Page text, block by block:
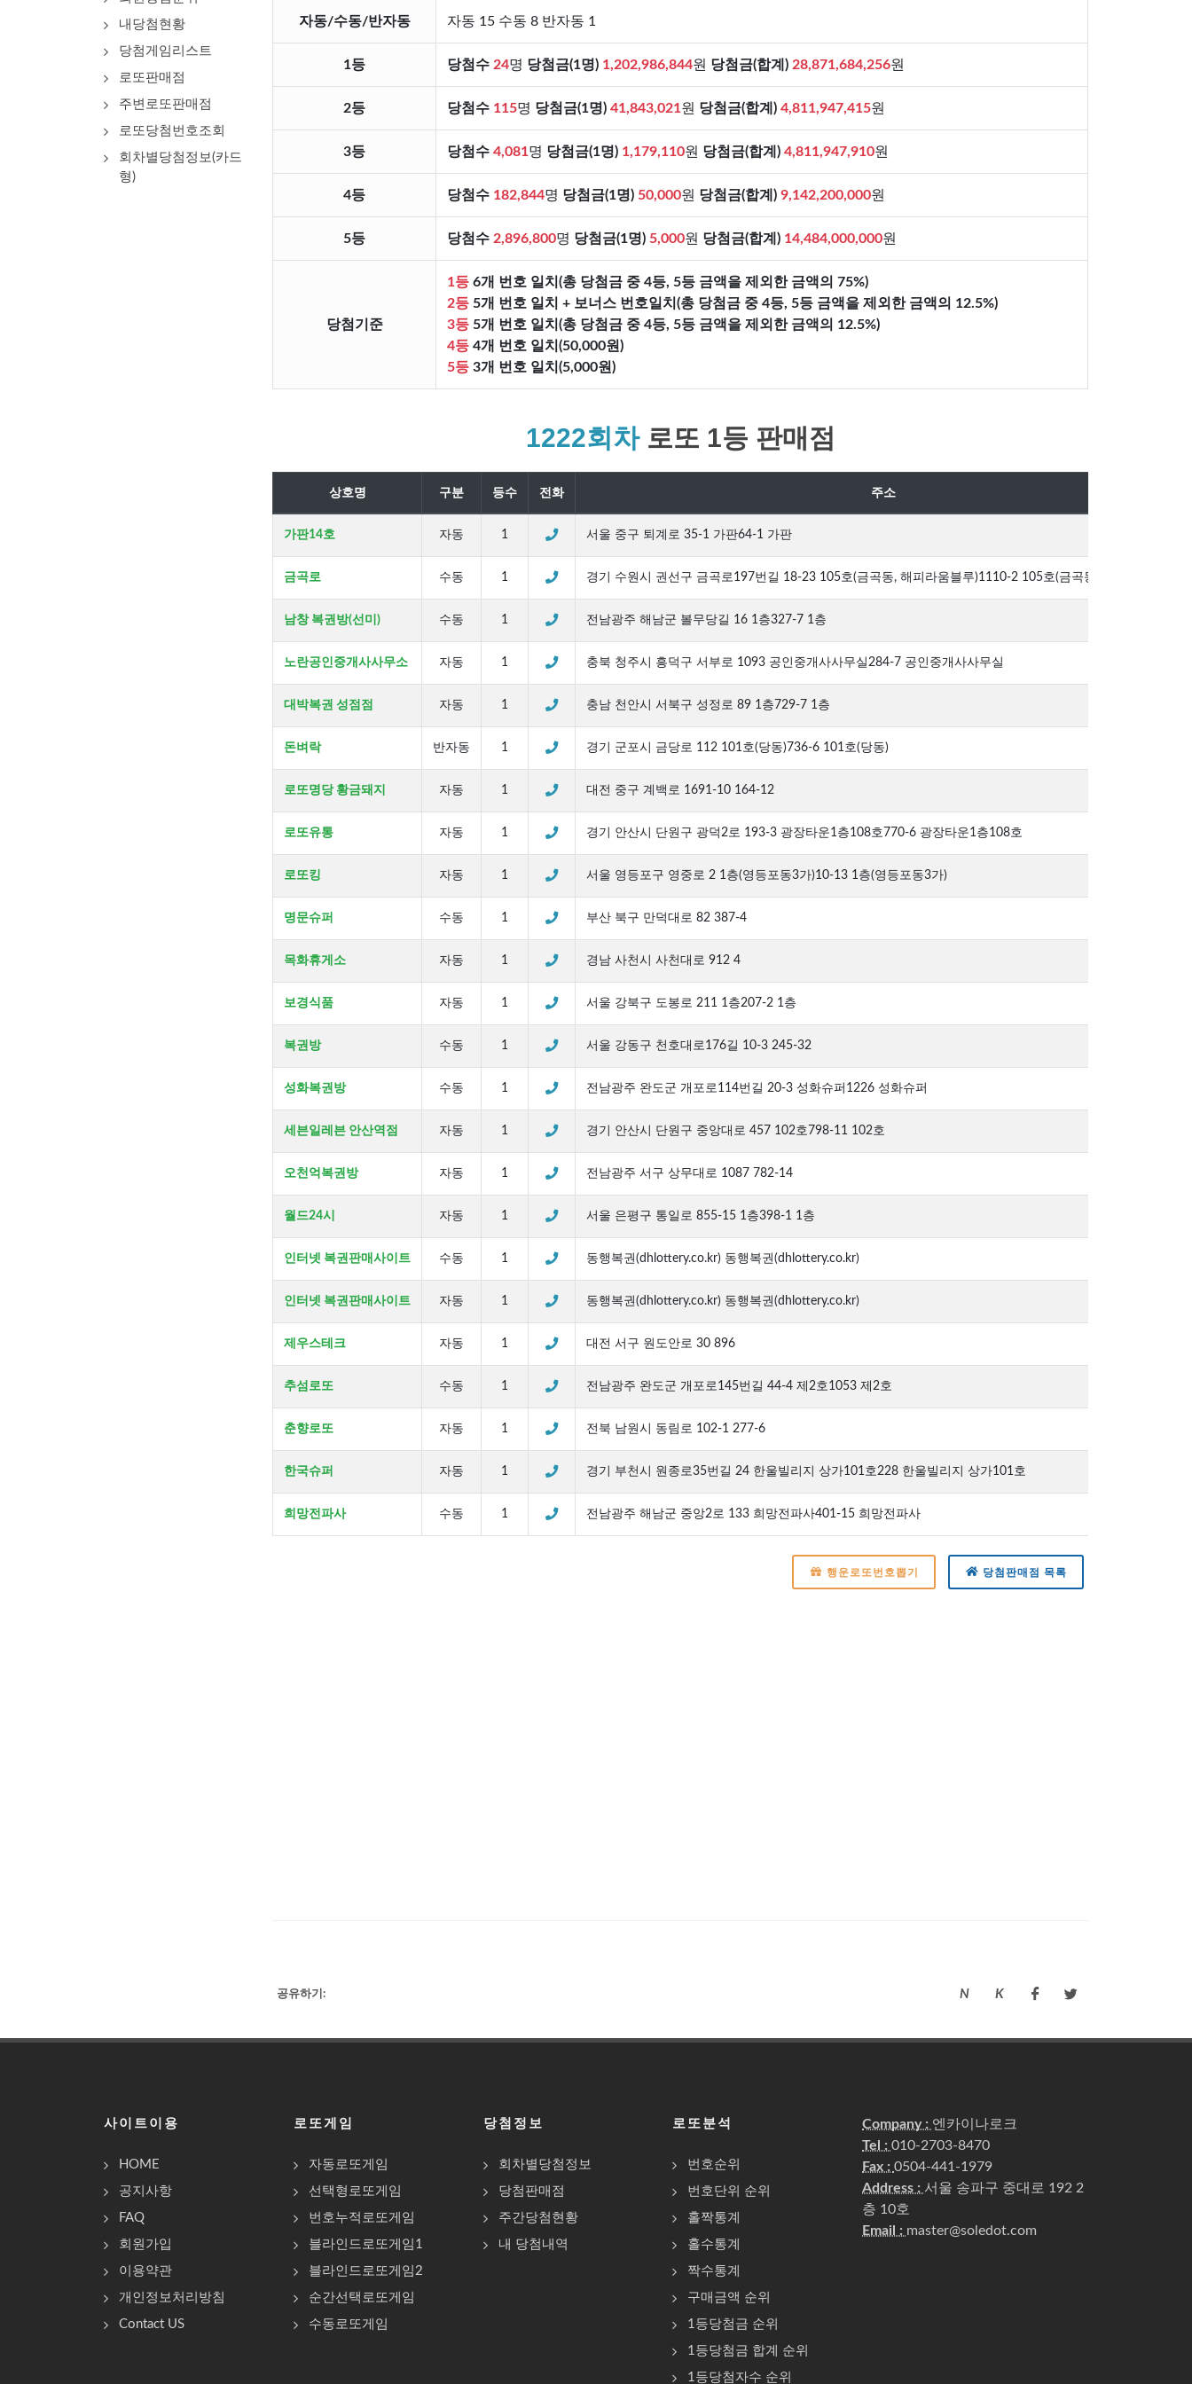
내당첨현황
당첨게임리스트
로또판매점
주변로또판매점
로또당첨번호조회
회차별당첨정보(카드
형)
자동/수동/반자동 자동 15 수동 8 반자동 1
1등 당첨수 24명 당첨금(1명) 1,202,986,844원 당첨금(합계) 28,871,684,256원
2등 당첨수 115명 당첨금(1명) 41,843,021원 당첨금(합계) 4,811,947,415원
3등 당첨수 4,081명 당첨금(1명) 1,179,110원 당첨금(합계) 4,811,947,910원
4등 당첨수 182,844명 당첨금(1명) 50,000원 당첨금(합계) 9,142,200,000원
5등 당첨수 2,896,800명 당첨금(1명) 5,000원 당첨금(합계) 14,484,000,000원
당첨기준
1등 6개 번호 일치(총 당첨금 중 4등, 5등 금액을 제외한 금액의 75%)
2등 5개 번호 일치 + 보너스 번호일치(총 당첨금 중 4등, 5등 금액을 제외한 금액의 12.5%)
3등 5개 번호 일치(총 당첨금 중 4등, 5등 금액을 제외한 금액의 12.5%)
4등 4개 번호 일치(50,000원)
5등 3개 번호 일치(5,000원)
1222회차로또 1등 판매점
상호명 구분 등수 전화 주소
가판14호 자동 1 서울 중구 퇴계로 35-1 가판64-1 가판
금곡로 수동 1 경기 수원시 권선구 금곡로197번길 18-23 105호(금곡동, 해피라움블루)1110-2 105호(금곡동, 해피라움블루)
남창 복권방(선미) 수동 1 전남광주 해남군 볼무당길 16 1층327-7 1층
노란공인중개사사무소 자동 1 충북 청주시 흥덕구 서부로 1093 공인중개사사무실284-7 공인중개사사무실
대박복권 성점점 자동 1 충남 천안시 서북구 성정로 89 1층729-7 1층
돈벼락 반자동 1 경기 군포시 금당로 112 101호(당동)736-6 101호(당동)
로또명당 황금돼지 자동 1 대전 중구 계백로 1691-10 164-12
로또유통 자동 1 경기 안산시 단원구 광덕2로 193-3 광장타운1층108호770-6 광장타운1층108호
로또킹 자동 1 서울 영등포구 영중로 2 1층(영등포동3가)10-13 1층(영등포동3가)
명문슈퍼 수동 1 부산 북구 만덕대로 82 387-4
목화휴게소 자동 1 경남 사천시 사천대로 912 4
보경식품 자동 1 서울 강북구 도봉로 211 1층207-2 1층
복권방 수동 1 서울 강동구 천호대로176길 10-3 245-32
성화복권방 수동 1 전남광주 완도군 개포로114번길 20-3 성화슈퍼1226 성화슈퍼
세븐일레븐 안산역점 자동 1 경기 안산시 단원구 중앙대로 457 102호798-11 102호
오천억복권방 자동 1 전남광주 서구 상무대로 1087 782-14
월드24시 자동 1 서울 은평구 통일로 855-15 1층398-1 1층
인터넷 복권판매사이트 수동 1 동행복권(dhlottery.co.kr) 동행복권(dhlottery.co.kr)
인터넷 복권판매사이트 자동 1 동행복권(dhlottery.co.kr) 동행복권(dhlottery.co.kr)
제우스테크 자동 1 대전 서구 원도안로 30 896
추섬로또 수동 1 전남광주 완도군 개포로145번길 44-4 제2호1053 제2호
춘향로또 자동 1 전북 남원시 동림로 102-1 277-6
한국슈퍼 자동 1 경기 부천시 원종로35번길 24 한울빌리지 상가101호228 한울빌리지 상가101호
희망전파사 수동 1 전남광주 해남군 중앙2로 133 희망전파사401-15 희망전파사
행운로또번호뽑기 당첨판매점 목록
공유하기: N K
사이트이용
HOME
공지사항
FAQ
회원가입
이용약관
개인정보처리방침
Contact US
로또게임
자동로또게임
선택형로또게임
번호누적로또게임
블라인드로또게임1
블라인드로또게임2
순간선택로또게임
수동로또게임
당첨정보
회차별당첨정보
당첨판매점
주간당첨현황
내 당첨내역
로또분석
번호순위
번호단위 순위
홀짝통계
홀수통계
짝수통계
구매금액 순위
1등당첨금 순위
1등당첨금 합계 순위
1등당첨자수 순위
Company : 엔카이나로크
Tel : 010-2703-8470
Fax : 0504-441-1979
Address : 서울 송파구 중대로 192 2
층 10호
Email : master@soledot.com